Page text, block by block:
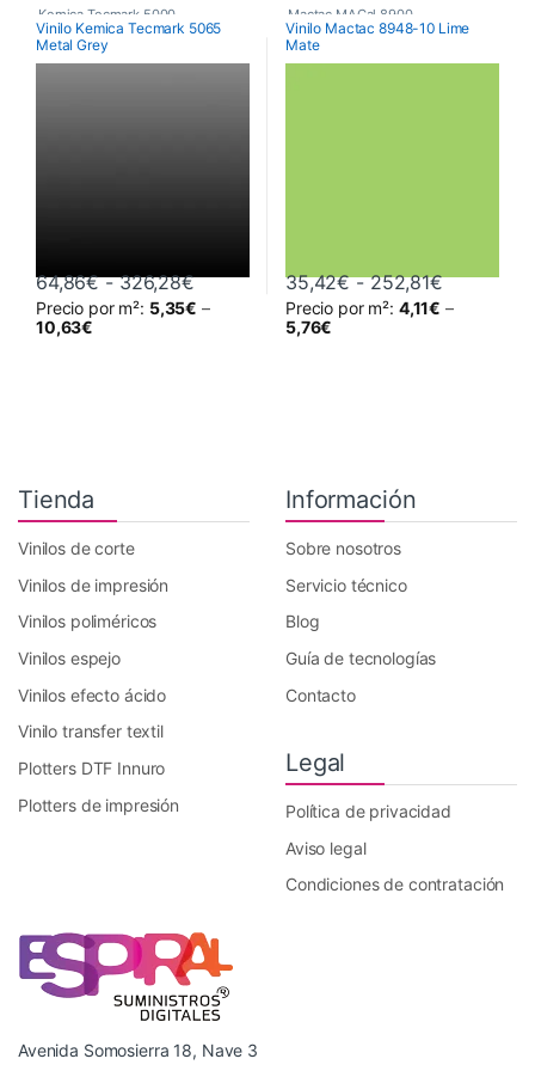
Kemica Tecmark 5000
Poliméricos
Vinilo Kemica Tecmark 5065
Metal Grey
64,86€ - 326,28€Rango de precios: desde 64,86€
Precio por m²: 5,35€ –
10,63€
Este producto tiene múltiples variantes. Las opciones se
Mactac MACal 8900
Monoméricos
Vinilo Mactac 8948-10 Lime
Mate
35,42€ - 252,81€Rango de
Precio por m²: 4,11€ –
5,76€
Este producto tiene múltiples
Tienda
Vinilos de corte
Vinilos de impresión
Vinilos poliméricos
Vinilos espejo
Vinilos efecto ácido
Vinilo transfer textil
Plotters DTF Innuro
Plotters de impresión
Información
Sobre nosotros
Servicio técnico
Blog
Guía de tecnologías
Contacto
Legal
Política de privacidad
Aviso legal
Condiciones de contratación
Avenida Somosierra 18, Nave 3